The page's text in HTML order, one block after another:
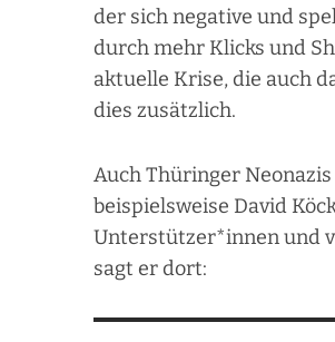
der sich negative und
durch mehr Klicks und
aktuelle Krise, die auch
dies zusätzlich.
Auch Thüringer
beispielsweise David
Unterstützer*innen und
sagt er dort: